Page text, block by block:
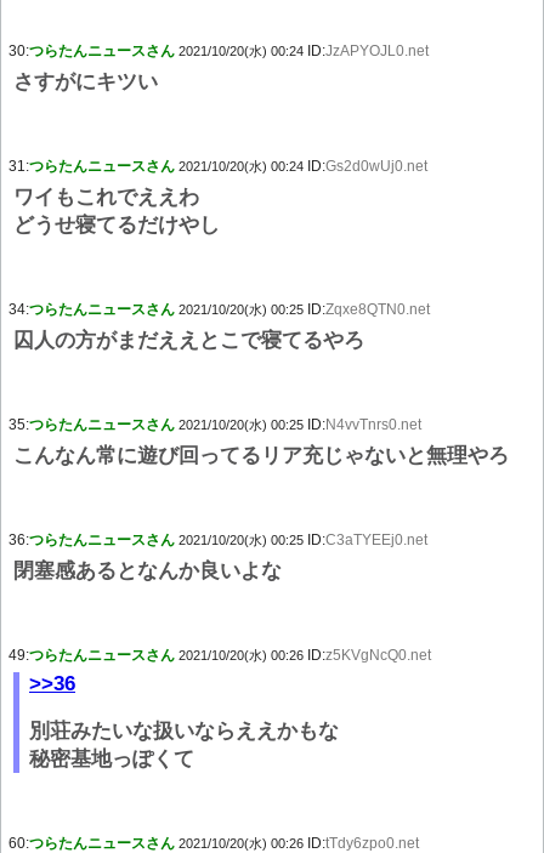
30:つらたんニュースさん 2021/10/20(水) 00:24 ID:JzAPYOJL0.net
さすがにキツい
31:つらたんニュースさん 2021/10/20(水) 00:24 ID:Gs2d0wUj0.net
ワイもこれでええわ
どうせ寝てるだけやし
34:つらたんニュースさん 2021/10/20(水) 00:25 ID:Zqxe8QTN0.net
囚人の方がまだええとこで寝てるやろ
35:つらたんニュースさん 2021/10/20(水) 00:25 ID:N4vvTnrs0.net
こんなん常に遊び回ってるリア充じゃないと無理やろ
36:つらたんニュースさん 2021/10/20(水) 00:25 ID:C3aTYEEj0.net
閉塞感あるとなんか良いよな
49:つらたんニュースさん 2021/10/20(水) 00:26 ID:z5KVgNcQ0.net
>>36
別荘みたいな扱いならええかもな
秘密基地っぽくて
60:つらたんニュースさん 2021/10/20(水) 00:26 ID:tTdy6zpo0.net